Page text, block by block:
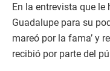
En la entrevista que le
Guadalupe para su
mareó por la fama’ y
recibió por parte del